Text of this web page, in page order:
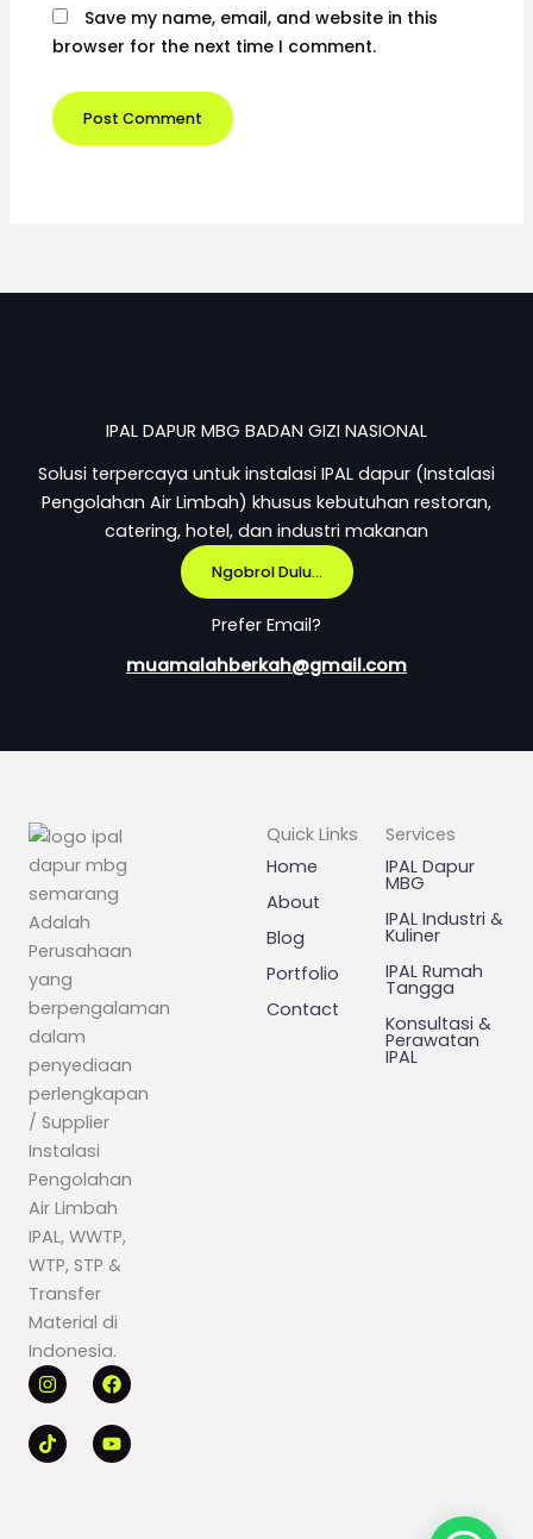
Save my name, email, and website in this
browser for the next time I comment.
IPAL DAPUR MBG BADAN GIZI NASIONAL
Solusi terpercaya untuk instalasi IPAL dapur (Instalasi
Pengolahan Air Limbah) khusus kebutuhan restoran,
catering, hotel, dan industri makanan
Ngobrol Dulu...
Prefer Email?
muamalahberkah@gmail.com
Adalah
Perusahaan
yang
berpengalaman
dalam
penyediaan
perlengkapan
/ Supplier
Instalasi
Pengolahan
Air Limbah
IPAL, WWTP,
WTP, STP &
Transfer
Material di
Indonesia.
I
n
s
t
a
g
F
a
c
e
b
o
T
i
k
t
o
k
Y
o
u
t
u
b
Quick Links
Home
About
Blog
Portfolio
Contact
Services
IPAL Dapur
MBG
IPAL Industri &
Kuliner
IPAL Rumah
Tangga
Konsultasi &
Perawatan
IPAL